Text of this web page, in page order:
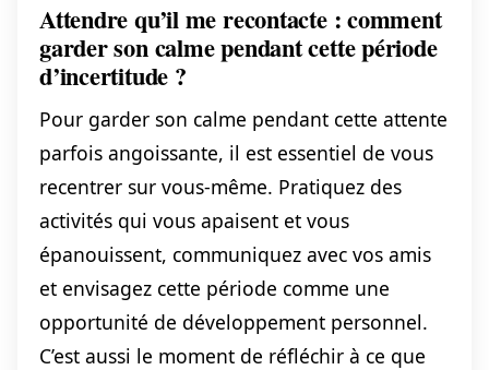
Attendre qu’il me recontacte : comment
garder son calme pendant cette période
d’incertitude ?
Pour garder son calme pendant cette attente
parfois angoissante, il est essentiel de vous
recentrer sur vous-même. Pratiquez des
activités qui vous apaisent et vous
épanouissent, communiquez avec vos amis
et envisagez cette période comme une
opportunité de développement personnel.
C’est aussi le moment de réfléchir à ce que